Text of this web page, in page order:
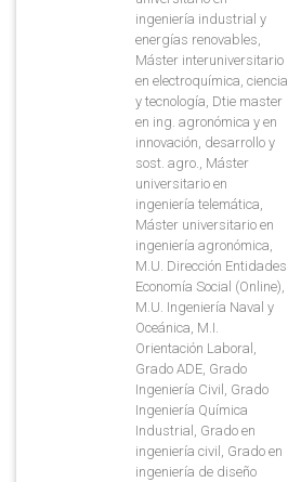
ingeniería industrial y
energías renovables,
Máster interuniversitario
en electroquímica, ciencia
y tecnología, Dtie master
en ing. agronómica y en
innovación, desarrollo y
sost. agro., Máster
universitario en
ingeniería telemática,
Máster universitario en
ingeniería agronómica,
M.U. Dirección Entidades
Economía Social (Online),
M.U. Ingeniería Naval y
Oceánica, M.I.
Orientación Laboral,
Grado ADE, Grado
Ingeniería Civil, Grado
Ingeniería Química
Industrial, Grado en
ingeniería civil, Grado en
ingeniería de diseño